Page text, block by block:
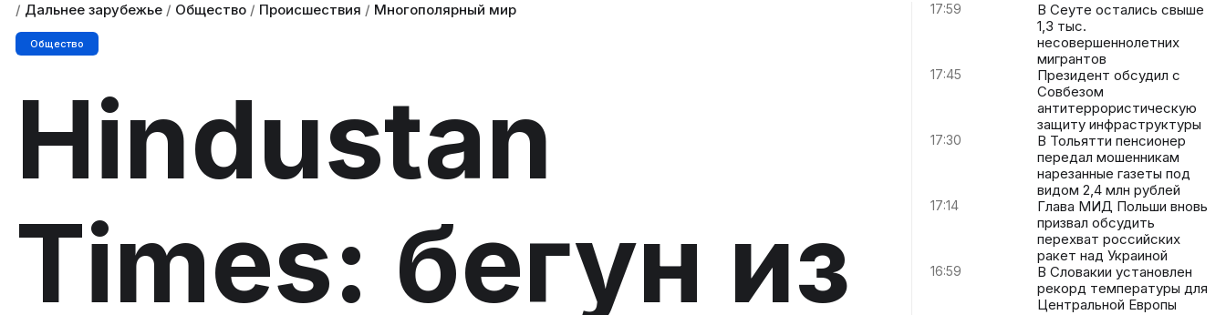
/ Дальнее зарубежье / Общество / Происшествия / Многополярный мир
Общество
Hindustan
Times: бегун из
17:59
В Сеуте остались свыше
1,3 тыс.
несовершеннолетних
мигрантов
17:45
Президент обсудил с
Совбезом
антитеррористическую
защиту инфраструктуры
17:30
В Тольятти пенсионер
передал мошенникам
нарезанные газеты под
видом 2,4 млн рублей
17:14
Глава МИД Польши вновь
призвал обсудить
перехват российских
ракет над Украиной
16:59
В Словакии установлен
рекорд температуры для
Центральной Европы